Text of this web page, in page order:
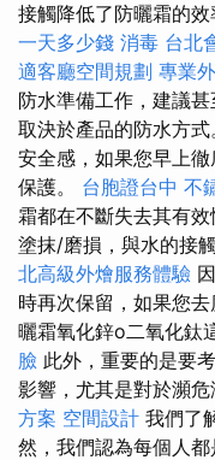
接觸降低了防曬霜的
一天多少錢 消毒 台北
適客廳空間規劃 專業
防水準備工作，建議
取決於產品的防水方
安全感，如果您早上
保護。 台胞證台中 不
霜都在不斷失去其有
塗抹/磨損，與水的接
北高級外燴服務體驗
時再次保留，如果您
曬霜氧化鋅o二氧化鈦
臉 此外，重要的是要
影響，尤其是對於瀕危
方案 空間設計 我們了
然，我們認為每個人